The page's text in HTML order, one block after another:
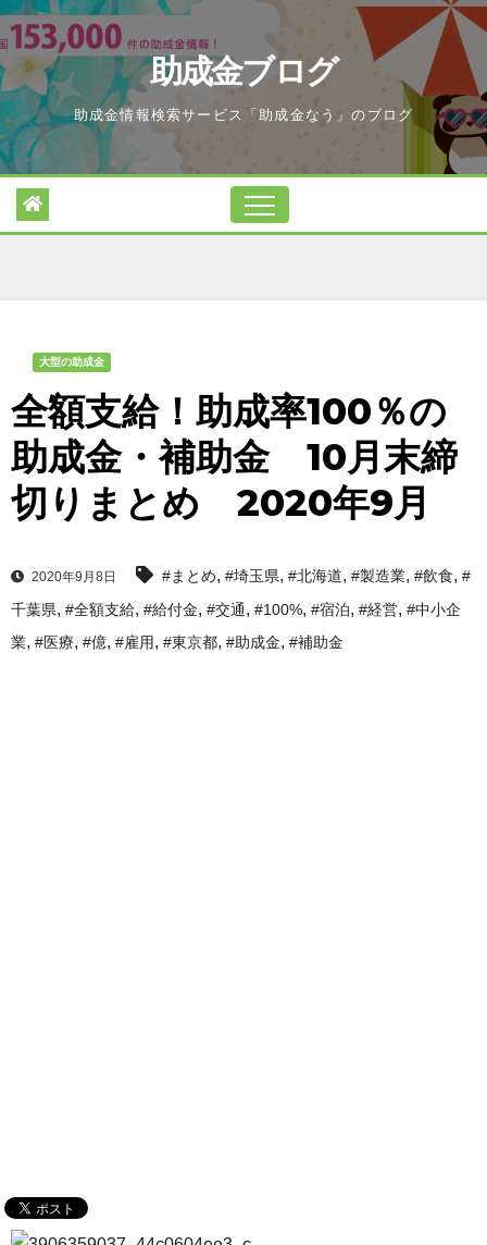
Skip
to
content
助成金ブログ
助成金情報検索サービス「助成金なう」のブログ
大型の助成金
全額支給！助成率100％の
助成金・補助金 10月末締
切りまとめ 2020年9月
2020年9月8日 #まとめ, #埼玉県, #北海道, #製造業, #飲食, #
千葉県, #全額支給, #給付金, #交通, #100%, #宿泊, #経営, #中小企
業, #医療, #億, #雇用, #東京都, #助成金, #補助金